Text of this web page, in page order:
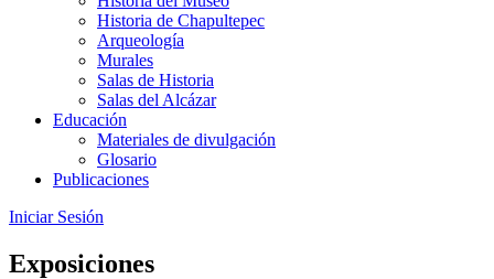
Historia de Chapultepec
Arqueología
Murales
Salas de Historia
Salas del Alcázar
Educación
Materiales de divulgación
Glosario
Publicaciones
Iniciar Sesión
Exposiciones